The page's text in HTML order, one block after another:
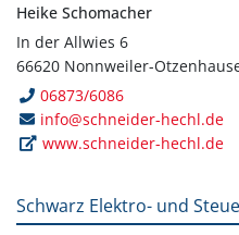
Heike Schomacher
In der Allwies 6
66620 Nonnweiler-
06873/6086
info@schneider-hechl.de
www.schneider-hechl.de
Schwarz Elektro- und